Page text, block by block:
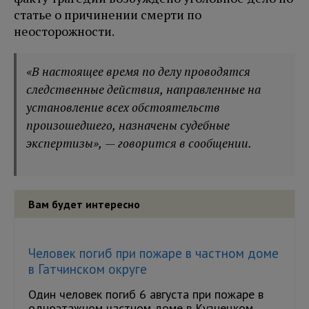
статье о причинении смерти по
неосторожности.
«В настоящее время по делу проводятся
следственные действия, направленные на
установление всех обстоятельств
произошедшего, назначены судебные
экспертизы», — говорится в сообщении.
Вам будет интересно
Человек погиб при пожаре в частном доме
в Гатчинском округе
Один человек погиб 6 августа при пожаре в